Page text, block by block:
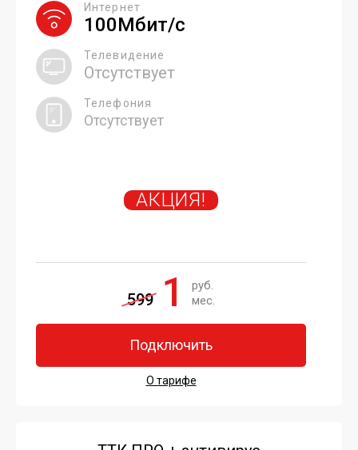
100Мбит/с
Интернет
Отсутствует
Телевидение
Отсутствует
Телефония
АКЦИЯ!
599 1
руб.
мес.
Подключить
О тарифе